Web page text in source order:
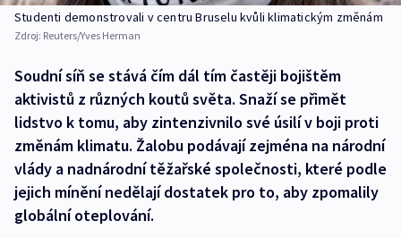
Studenti demonstrovali v centru Bruselu kvůli klimatickým změnám
Zdroj: Reuters/Yves Herman
Soudní síň se stává čím dál tím častěji bojištěm
aktivistů z různých koutů světa. Snaží se přimět
lidstvo k tomu, aby zintenzivnilo své úsilí v boji proti
změnám klimatu. Žalobu podávají zejména na národní
vlády a nadnárodní těžařské společnosti, které podle
jejich mínění nedělají dostatek pro to, aby zpomalily
globální oteplování.